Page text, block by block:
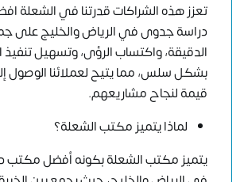
تعزز هذه الشراكات قدرتنا في الشعلة
دراسة جدوى في الرياض والخليج على
الدقيقة، واكتساب الرؤى، وتسهيل تنفيذ
بشكل سلس، مما يتيح لعملائنا الوصول
قيمة لنجاح مشاريعهم.
لماذا يتميز مكتب الشعلة؟
يتميز مكتب الشعلة بكونه أفضل